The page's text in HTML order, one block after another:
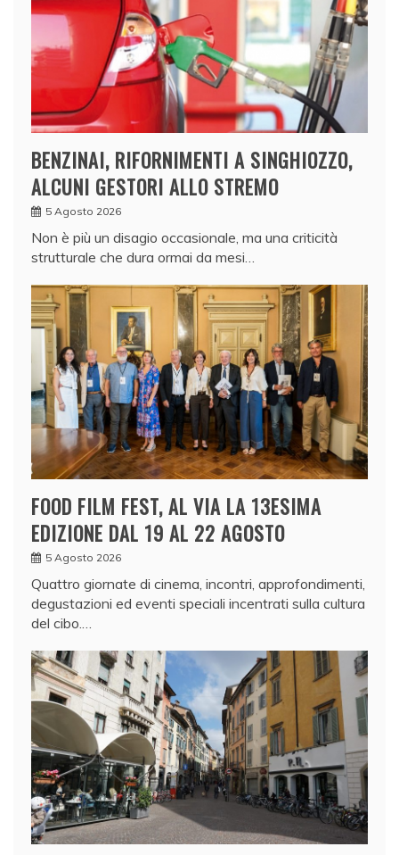
BENZINAI, RIFORNIMENTI A SINGHIOZZO,
ALCUNI GESTORI ALLO STREMO
5 Agosto 2026
Non è più un disagio occasionale, ma una criticità
strutturale che dura ormai da mesi…
FOOD FILM FEST, AL VIA LA 13ESIMA
EDIZIONE DAL 19 AL 22 AGOSTO
5 Agosto 2026
Quattro giornate di cinema, incontri, approfondimenti,
degustazioni ed eventi speciali incentrati sulla cultura
del cibo.…